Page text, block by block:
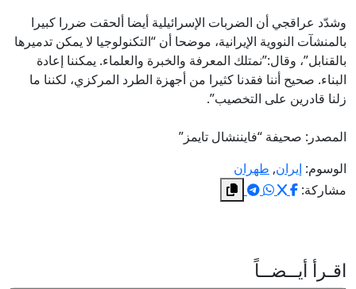
وشدّد عراقجي أن الضربات الإسرائيلية أيضا ألحقت ضررا كبيرا
بالمنشآت النووية الإيرانية، موضحا أن “التكنولوجيا لا يمكن تدميرها
بالقنابل”، وقال:”نمتلك المعرفة والخبرة والعلماء. يمكننا إعادة
البناء. صحيح أننا فقدنا كثيرا من أجهزة الطرد المركزي، لكننا ما
زلنا قادرين على التخصيب”.
المصدر: صحيفة “فايننشال تايمز”
الوسوم: إيران, طهران
مشاركة:
اقـرأ أيــضــاً